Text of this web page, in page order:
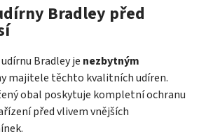
Bradley před
Bradley je nezbytným
majitele těchto kvalitních udíren.
obal poskytuje kompletní ochranu
před vlivem vnějších